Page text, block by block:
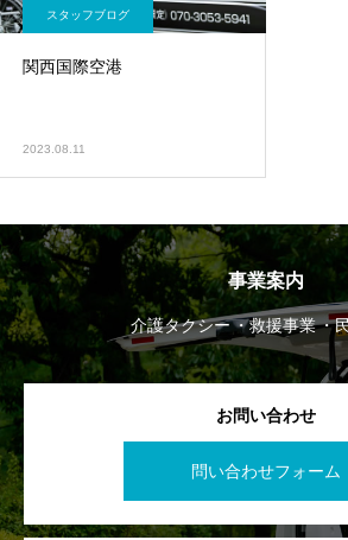
スタッフブログ
関西国際空港
2023.08.11
事業案内
介護タクシー 救援事業
お問い合わせ
問い合わせフォーム